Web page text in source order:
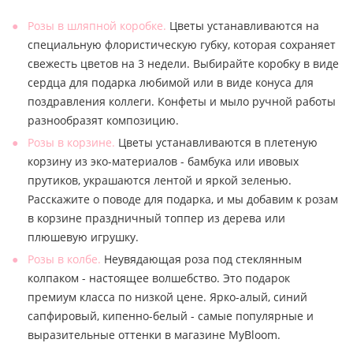
Розы в шляпной коробке. Цветы устанавливаются на
специальную флористическую губку, которая сохраняет
свежесть цветов на 3 недели. Выбирайте коробку в виде
сердца для подарка любимой или в виде конуса для
поздравления коллеги. Конфеты и мыло ручной работы
разнообразят композицию.
Розы в корзине. Цветы устанавливаются в плетеную
корзину из эко-материалов - бамбука или ивовых
прутиков, украшаются лентой и яркой зеленью.
Расскажите о поводе для подарка, и мы добавим к розам
в корзине праздничный топпер из дерева или
плюшевую игрушку.
Розы в колбе. Неувядающая роза под стеклянным
колпаком - настоящее волшебство. Это подарок
премиум класса по низкой цене. Ярко-алый, синий
сапфировый, кипенно-белый - самые популярные и
выразительные оттенки в магазине MyBloom.